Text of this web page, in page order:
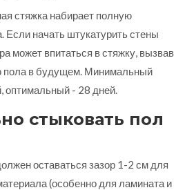
стяжка набирает полную
Если начать штукатурить стены
может впитаться в стяжку, вызвав
в будущем. Минимальный
оптимальный - 28 дней.
стыковать пол
оставаться зазор 1-2 см для
(особенно для ламината и